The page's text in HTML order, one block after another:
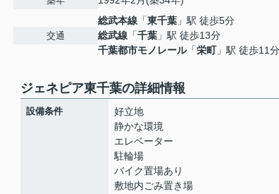
交通
総武本線 「東千葉 」駅 徒歩5分
総武線 「千葉 」駅 徒歩13分
千葉都市モノレール「栄町」駅 徒歩11分
ジェネピア東千葉の詳細情報
設備条件
好立地
静かな環境
エレベーター
駐輪場
バイク置場あり
敷地内ごみ置き場